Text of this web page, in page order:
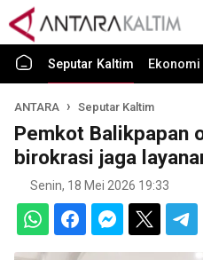
Seputar Kaltim
ANTARA Seputar Kaltim
Pemkot Balikpapan
birokrasi jaga
Senin, 18 Mei 2026 19:33